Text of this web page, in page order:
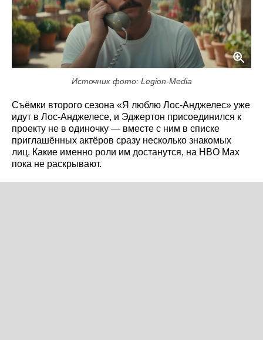
Источник фото: Legion-Media
Съёмки второго сезона «Я люблю Лос-Анджелес» уже
идут в Лос-Анджелесе, и Эджертон присоединился к
проекту не в одиночку — вместе с ним в списке
приглашённых актёров сразу несколько знакомых
лиц. Какие именно роли им достанутся, на HBO Max
пока не раскрывают.